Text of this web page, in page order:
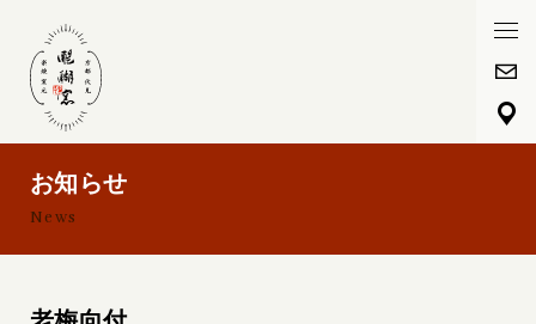
HOME
醍醐窯について
お知らせ
News